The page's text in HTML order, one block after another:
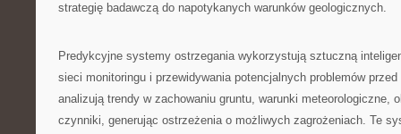
strategię badawczą do napotykanych warunków geologicznych.
Predykcyjne systemy ostrzegania wykorzystują sztuczną
sieci monitoringu i przewidywania potencjalnych problemów
analizują trendy w zachowaniu gruntu, warunki meteorologiczne,
czynniki, generując ostrzeżenia o możliwych zagrożeniach. Te